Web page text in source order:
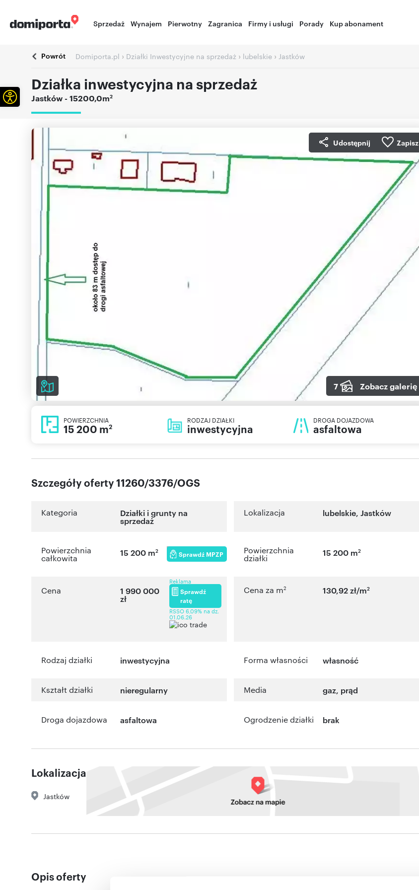
Sprzedaż Wynajem Pierwotny Zagranica Firmy i usługi Porady Kup abonament
Powrót Domiporta.pl › Działki Inwestycyjne na sprzedaż › lubelskie › Jastków
Działka inwestycyjna na sprzedaż
Jastków - 15200,0m2
Udostępnij Zapisz
7 Zobacz galerię
POWIERZCHNIA
15 200 m2
RODZAJ DZIAŁKI
inwestycyjna
DROGA DOJAZDOWA
asfaltowa
Szczegóły oferty 11260/3376/OGS
Kategoria Działki i grunty na
sprzedaż
Lokalizacja lubelskie,Jastków
Powierzchnia
całkowita
15 200 m2 Sprawdź MPZP Powierzchnia
działki
15 200 m2
Cena 1 990 000
zł
Reklama
Sprawdź
ratę
RSSO 6,09% na dz.
01.06.26
Cena za m2 130,92 zł/m2
Rodzaj działki inwestycyjna Forma własności własność
Kształt działki nieregularny Media gaz, prąd
Droga dojazdowa asfaltowa Ogrodzenie działki brak
Lokalizacja
Jastków
Opis oferty
Otwórz pasek narzędzi